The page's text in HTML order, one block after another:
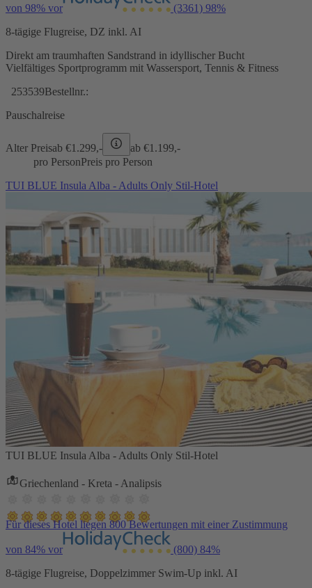
von 98% vor (3361) 98%
8-tägige Flugreise, DZ inkl. AI
Direkt am traumhaften Sandstrand in idyllischer Bucht
Vielfältiges Sportprogramm mit Wassersport, Tennis & Fitness
253539Bestellnr.:
Pauschalreise
Alter Preisab €1.299,- ab €1.199,-
pro PersonPreis pro Person
TUI BLUE Insula Alba - Adults Only Stil-Hotel
TUI BLUE Insula Alba - Adults Only Stil-Hotel
Griechenland - Kreta - Analipsis
Für dieses Hotel liegen 800 Bewertungen mit einer Zustimmung
von 84% vor (800) 84%
8-tägige Flugreise, Doppelzimmer Swim-Up inkl. AI